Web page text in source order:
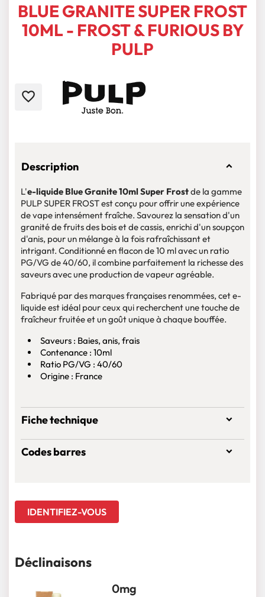
BLUE GRANITE SUPER FROST
10ML - FROST & FURIOUS BY
PULP
favorite_border
Description
L'e-liquide Blue Granite 10ml Super Frostde la gamme
PULP SUPER FROST est conçu pour offrir une expérience
de vape intensément fraîche. Savourez la sensation d'un
granité de fruits des bois et de cassis, enrichi d'un soupçon
d'anis, pour un mélange à la fois rafraîchissant et
intrigant. Conditionné en flacon de 10 ml avec un ratio
PG/VG de 40/60, il combine parfaitement la richesse des
saveurs avec une production de vapeur agréable.
Fabriqué par des marques françaises renommées, cet e-
liquide est idéal pour ceux qui recherchent une touche de
fraîcheur fruitée et un goût unique à chaque bouffée.
Saveurs : Baies, anis, frais
Contenance : 10ml
Ratio PG/VG : 40/60
Origine : France
Fiche technique
Codes barres
IDENTIFIEZ-VOUS
Déclinaisons
0mg